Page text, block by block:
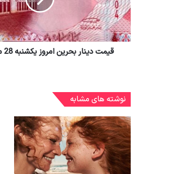
قیمت دینار بحرین امروز یکشنبه 28 مرداد ۱۴۰۳
نوشته های مشابه